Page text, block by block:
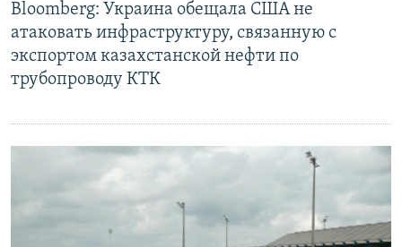
Bloomberg: Украина обещала США не
атаковать инфраструктуру, связанную с
экспортом казахстанской нефти по
трубопроводу КТК